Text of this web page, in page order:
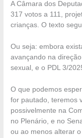
A Câmara dos
317 votos a 111,
crianças. O texto
Ou seja: embora
avançando na
sexual, e o PDL 3/
O que podemos
for pautado, teremos
possivelmente na
no Plenário, e no
ou ao menos alterar